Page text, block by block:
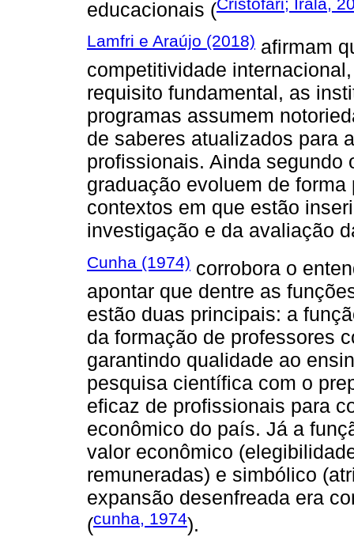
educacionais (
Lamfri e Araújo (2018) afirmam
competitividade
requisito fundamental, as
programas assumem
de saberes atualizados para
profissionais. Ainda segundo
graduação evoluem de
contextos em que estão
investigação e da avaliação
Cunha (1974) corrobora o
apontar que dentre as
estão duas principais: a
da formação de professores
garantindo qualidade ao
pesquisa científica com o
eficaz de profissionais para
econômico do país. Já a
valor econômico
remuneradas) e simbólico
expansão desenfreada era
(cunha, 1974).